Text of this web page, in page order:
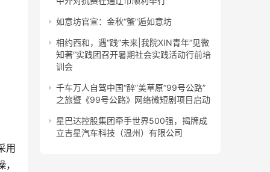
用
如意坊官宣：金秋“蟹”逅如意坊
相约西和，遇“践”未来|我院XIN青年“见微
知著”实践团召开暑期社会实践活动行前培
训会
千车万人自驾中国“醉”美草原“99号公路”
之旅暨《99号公路》网络微短剧项目启动
星巴达控股集团牵手世界500强，揭牌成
立吉星汽车科技（温州）有限公司